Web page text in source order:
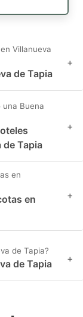
Villanueva
de Tapia
+
una Buena
de Tapia
+
en
en
+
de Tapia?
de Tapia +